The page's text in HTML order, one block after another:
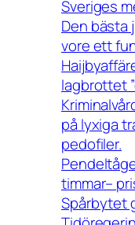
Sveriges
Den bästa
vore ett
lagbrottet
på lyxiga
pedofiler.
timmar–
Spårbytet